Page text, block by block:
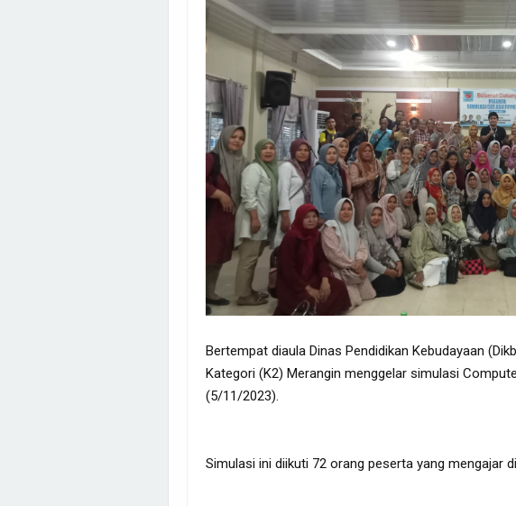
Bertempat diaula Dinas Pendidikan Kebudayaan
Kategori (K2) Merangin menggelar simulasi
(5/11/2023).
Simulasi ini diikuti 72 orang peserta yang mengajar